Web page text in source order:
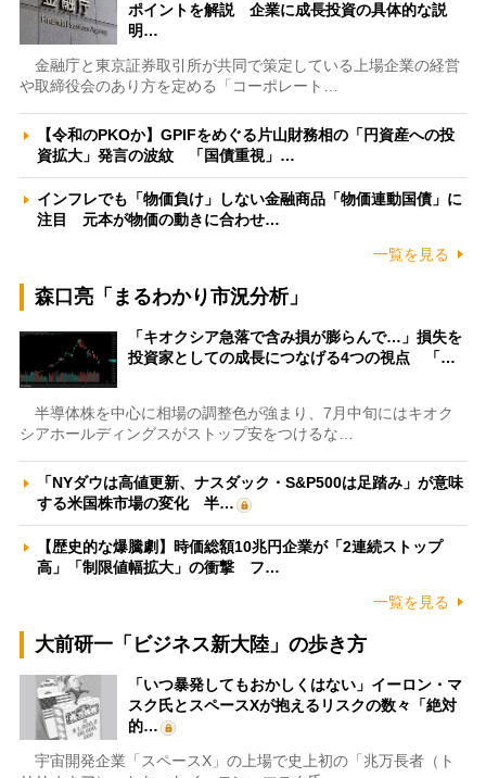
ポイントを解説 企業に成長投資の具体的な説
明…
金融庁と東京証券取引所が共同で策定している上場企業の経営
や取締役会のあり方を定める「コーポレート…
【令和のPKOか】GPIFをめぐる片山財務相の「円資産への投
資拡大」発言の波紋 「国債重視」…
インフレでも「物価負け」しない金融商品「物価連動国債」に
注目 元本が物価の動きに合わせ…
一覧を見る
森口亮「まるわかり市況分析」
「キオクシア急落で含み損が膨らんで…」損失を
投資家としての成長につなげる4つの視点 「…
半導体株を中心に相場の調整色が強まり、7月中旬にはキオク
シアホールディングスがストップ安をつけるな…
「NYダウは高値更新、ナスダック・S&P500は足踏み」が意味
する米国株市場の変化 半…
【歴史的な爆騰劇】時価総額10兆円企業が「2連続ストップ
高」「制限値幅拡大」の衝撃 フ…
一覧を見る
大前研一「ビジネス新大陸」の歩き方
「いつ暴発してもおかしくはない」イーロン・マ
スク氏とスペースXが抱えるリスクの数々「絶対
的…
宇宙開発企業「スペースX」の上場で史上初の「兆万長者（ト